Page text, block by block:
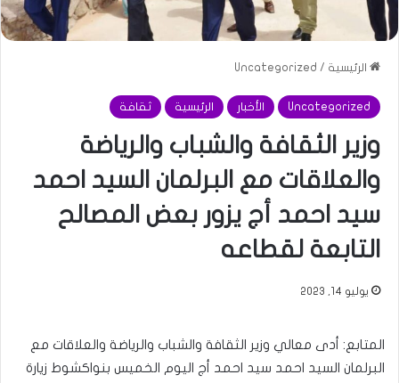
الرئيسية /
Uncategorized
Uncategorized الأخبار الرئيسية ثقافة
وزير الثقافة والشباب والرياضة
والعلاقات مع البرلمان السيد احمد
سيد احمد أج يزور بعض المصالح
التابعة لقطاعه
يوليو 14, 2023
المتابع: أدى معالي وزير الثقافة والشباب والرياضة والعلاقات مع
البرلمان السيد احمد سيد احمد أج اليوم الخميس بنواكشوط زيارة